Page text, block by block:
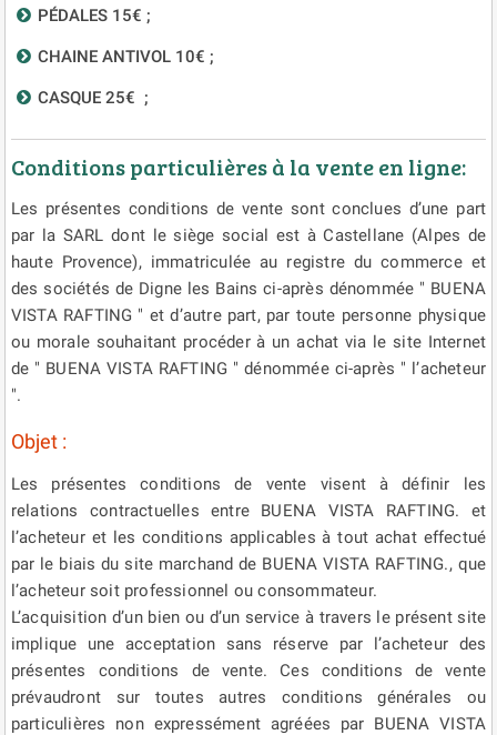
PÉDALES 15€ ;
CHAINE ANTIVOL 10€ ;
CASQUE 25€ ;
Conditions particulières à la vente en ligne:
Les présentes conditions de vente sont conclues d’une part
par la SARL dont le siège social est à Castellane (Alpes de
haute Provence), immatriculée au registre du commerce et
des sociétés de Digne les Bains ci-après dénommée " BUENA
VISTA RAFTING " et d’autre part, par toute personne physique
ou morale souhaitant procéder à un achat via le site Internet
de " BUENA VISTA RAFTING " dénommée ci-après " l’acheteur
".
Objet :
Les présentes conditions de vente visent à définir les
relations contractuelles entre BUENA VISTA RAFTING. et
l’acheteur et les conditions applicables à tout achat effectué
par le biais du site marchand de BUENA VISTA RAFTING., que
l’acheteur soit professionnel ou consommateur.
L’acquisition d’un bien ou d’un service à travers le présent site
implique une acceptation sans réserve par l’acheteur des
présentes conditions de vente. Ces conditions de vente
prévaudront sur toutes autres conditions générales ou
particulières non expressément agréées par BUENA VISTA